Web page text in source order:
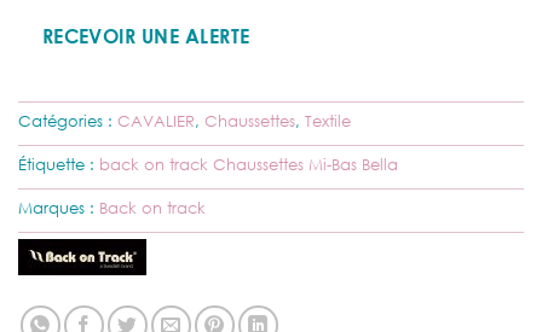
RECEVOIR UNE ALERTE
Catégories : CAVALIER, Chaussettes, Textile
Étiquette : back on track Chaussettes Mi-Bas Bella
Marques : Back on track